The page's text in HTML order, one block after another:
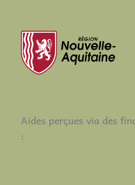
Aides perçues via des
: